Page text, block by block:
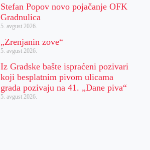
Stefan Popov novo pojačanje OFK
Gradnulica
5. avgust 2026.
„Zrenjanin zove“
5. avgust 2026.
Iz Gradske bašte ispraćeni pozivari
koji besplatnim pivom ulicama
grada pozivaju na 41. „Dane piva“
5. avgust 2026.